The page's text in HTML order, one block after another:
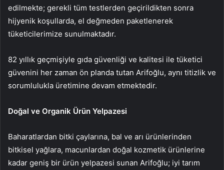
edilmekte; gerekli tüm testlerden geçirildikten sonra
hijyenik koşullarda, el değmeden paketlenerek
tüketicilerimize sunulmaktadır.
82 yıllık geçmişiyle gıda güvenliği ve kalitesi ile tüketici
güvenini her zaman ön planda tutan Arifoğlu, aynı titizlik ve
sorumlulukla üretimine devam etmektedir.
Doğal ve Organik Ürün Yelpazesi
Baharatlardan bitki çaylarına, bal ve arı ürünlerinden
bitkisel yağlara, macunlardan doğal kozmetik ürünlerine
kadar geniş bir ürün yelpazesi sunan Arifoğlu; iyi tarım